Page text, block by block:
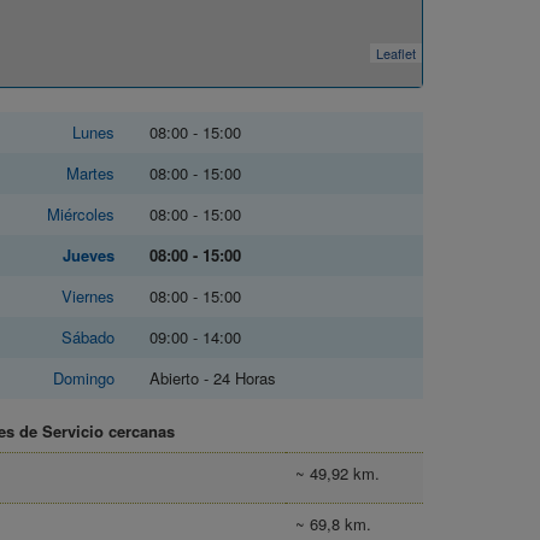
Leaflet
Lunes
08:00 - 15:00
Martes
08:00 - 15:00
Miércoles
08:00 - 15:00
Jueves
08:00 - 15:00
Viernes
08:00 - 15:00
Sábado
09:00 - 14:00
Domingo
Abierto - 24 Horas
de Servicio cercanas
~ 49,92 km.
~ 69,8 km.